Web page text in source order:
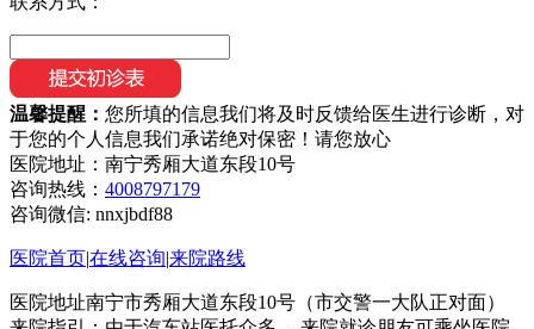
温馨提醒： 您所填的信息我们将及时反馈给医生进行诊断，对
于您的个人信息我们承诺绝对保密！请您放心
医院地址：南宁秀厢大道东段10号
咨询热线： 4008797179
咨询微信: nnxjbdf88
医院首页|在线咨询|来院路线
医院地址南宁市秀厢大道东段10号（市交警一大队正对面）